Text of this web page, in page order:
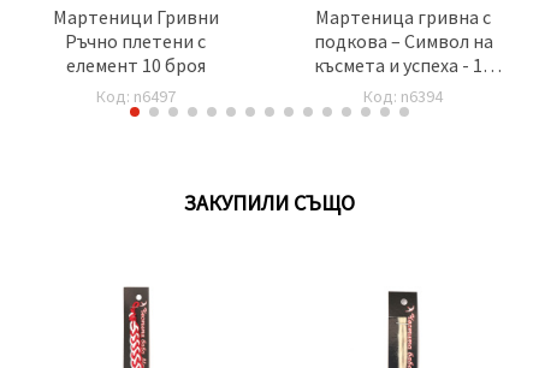
Мартеници Гривни
Ръчно плетени с
елемент 10 броя
Код: n6497
Мартеница гривна с
подкова – Символ на
късмета и успеха - 10
броя
Код: n6394
ЗАКУПИЛИ СЪЩО